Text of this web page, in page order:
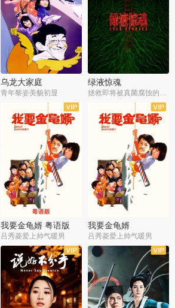
乌龙大家庭
青年黎姿美貌初显
绿液惊魂
拯救即将被真菌腐蚀的世界
我要金龟婿 粤语版
吕秀菱爱上帅气暖男
我要金龟婿
吕秀菱爱上帅气暖男